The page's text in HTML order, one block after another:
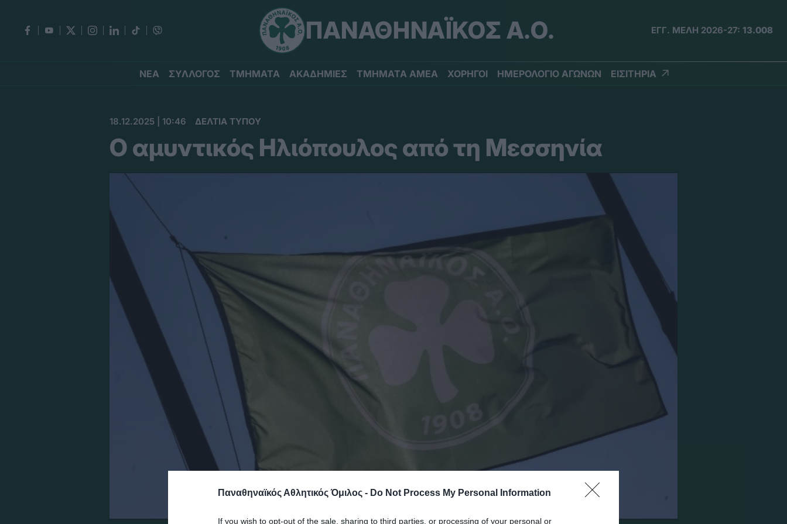
Παναθηναϊκός Αθλητικός Όμιλος - Do Not Process My Personal Information
If you wish to opt-out of the sale, sharing to third parties, or processing of your personal or
ΠΑΝΑΘΗΝΑΪΚΟΣ Α.Ο. ΕΓΓ. ΜΕΛΗ 2026-27: 13.008
ΝΕΑ ΣΥΛΛΟΓΟΣ ΤΜΗΜΑΤΑ ΑΚΑΔΗΜΙΕΣ ΤΜΗΜΑΤΑ ΑΜΕΑ ΧΟΡΗΓΟΙ ΗΜΕΡΟΛΟΓΙΟ ΑΓΩΝΩΝ ΕΙΣΙΤΗΡΙΑ
18.12.2025 | 10:46 ΔΕΛΤΙΑ ΤΥΠΟΥ
O αμυντικός Ηλιόπουλος από τη Μεσσηνία